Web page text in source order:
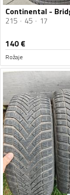
215 45 17
140€
Rožaje